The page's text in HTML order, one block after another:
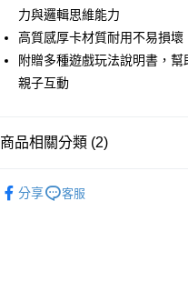
台新國際商業銀行
台灣樂天信用卡公司
ATM付款
每筆NT$85，滿NT$999(含以上)
力與邏輯思維能力
高質感厚卡材質耐用不易損
附贈多種遊戲玩法說明書，
親子互動
商品相關分類 (2)
分享 客服